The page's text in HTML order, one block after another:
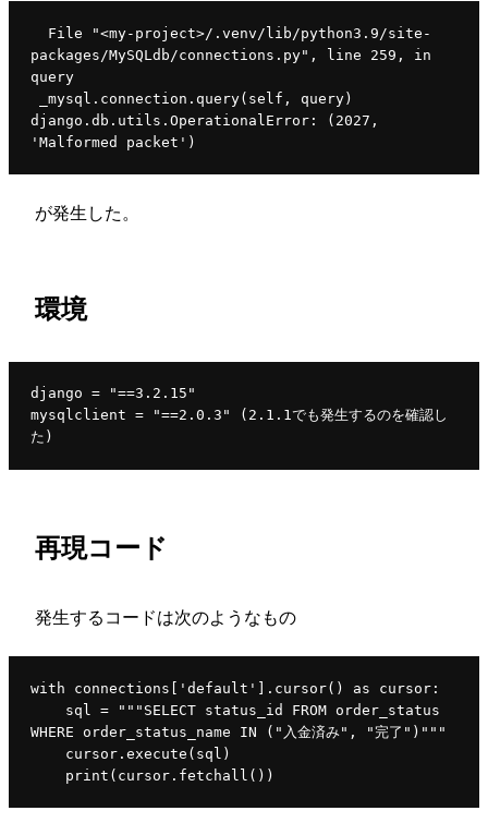
File "<my-project>/.venv/lib/python3.9/site-
packages/MySQLdb/connections.py", line 259, in
query
_mysql.connection.query(self, query)
django.db.utils.OperationalError: (2027,
'Malformed packet')
が発生した。
環境
django =
"==3.2.15"
mysqlclient = "==2.0.3" (2.1.1でも発生するのを確認し
た)
再現コード
発生するコードは次のようなもの
with connections['default'].cursor() as cursor:
    sql = """SELECT status_id FROM order_status
WHERE order_status_name IN ("入金済み", "完了")"""
    cursor.execute(sql)
    print(cursor.fetchall())